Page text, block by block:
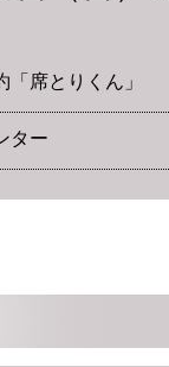
席とりくん」
ター